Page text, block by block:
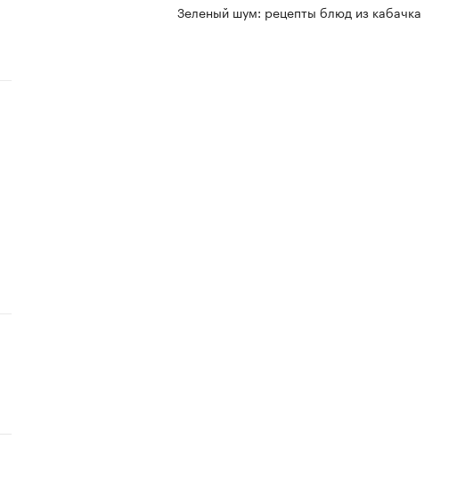
Зеленый шум: рецепты блюд из кабачка